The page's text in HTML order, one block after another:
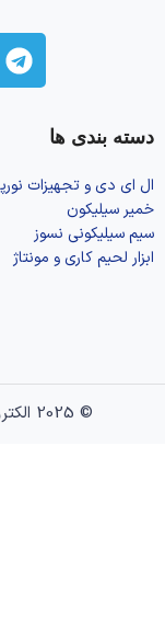
دسته بندی ها
ال‌ ای‌ دی و تجهیزات
خمیر سیلیکون
سیم سیلیکونی نسوز
ابزار لحیم کاری و مونتاژ
© 2025 الکتروتعاون - تمامی حقوق محفوظ است.